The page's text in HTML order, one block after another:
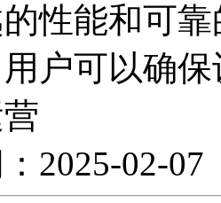
性能和可
户可以确
2025-02-